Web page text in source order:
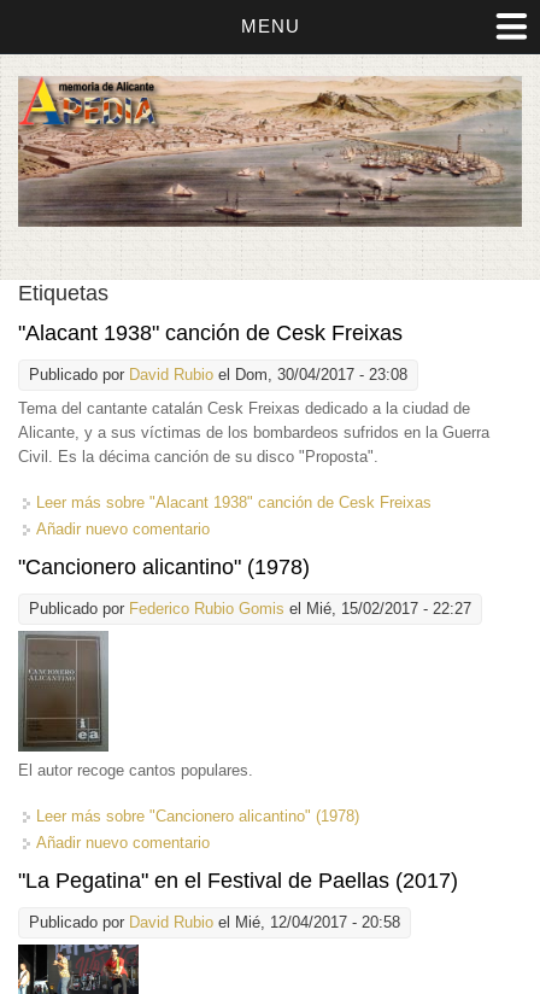
MENU
Etiquetas
"Alacant 1938" canción de Cesk Freixas
Publicado por David Rubio el Dom, 30/04/2017 - 23:08
Tema del cantante catalán Cesk Freixas dedicado a la ciudad de
Alicante, y a sus víctimas de los bombardeos sufridos en la Guerra
Civil. Es la décima canción de su disco "Proposta".
Leer más sobre "Alacant 1938" canción de Cesk Freixas
Añadir nuevo comentario
"Cancionero alicantino" (1978)
Publicado por Federico Rubio Gomis el Mié, 15/02/2017 - 22:27
El autor recoge cantos populares.
Leer más sobre "Cancionero alicantino" (1978)
Añadir nuevo comentario
"La Pegatina" en el Festival de Paellas (2017)
Publicado por David Rubio el Mié, 12/04/2017 - 20:58